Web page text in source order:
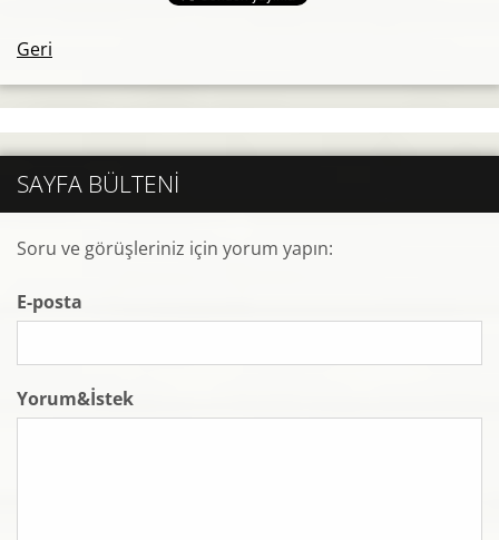
Geri
SAYFA BÜLTENI
Soru ve görüşleriniz için yorum yapın:
E-posta
Yorum&İstek